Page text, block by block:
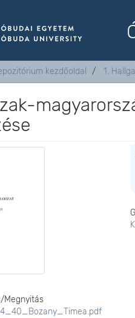
kezdőoldal 1.
Megnyitás